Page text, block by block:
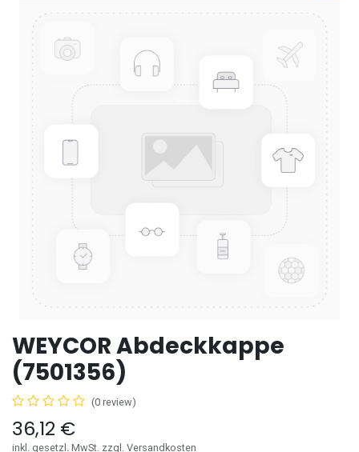
WEYCOR Abdeckkappe
(7501356)
(0 review)
36,12 €
inkl. gesetzl. MwSt. zzgl. Versandkosten